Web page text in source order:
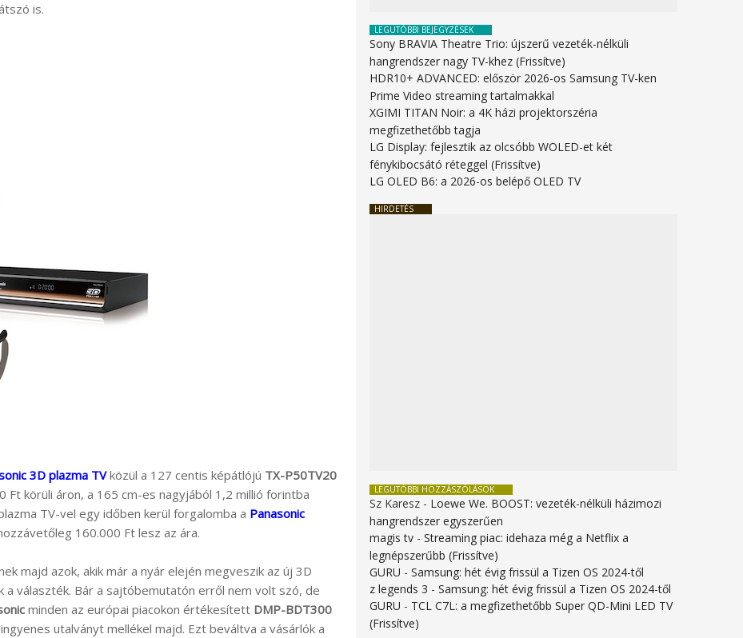
is.
3D plazma TVközül a 127 centis képátlójú TX-P50TV20
Ft körüli áron, a 165 cm-es nagyjából 1,2 millió forintba
TV-vel egy időben kerül forgalomba a Panasonic
160.000 Ft lesz az ára.
majd azok, akik már a nyár elején megveszik az új 3D
a választék. Bár a sajtóbemutatón erről nem volt szó, de
minden az európai piacokon értékesített DMP-BDT300
utalványt mellékel majd. Ezt beváltva a vásárlók a
LEGUTÓBBI BEJEGYZÉSEK
Sony BRAVIA Theatre Trio: újszerű vezeték-nélküli
hangrendszer nagy TV-khez (Frissítve)
HDR10+ ADVANCED: először 2026-os Samsung TV-ken
Prime Video streaming tartalmakkal
XGIMI TITAN Noir: a 4K házi projektorszéria
megfizethetőbb tagja
LG Display: fejlesztik az olcsóbb WOLED-et két
fénykibocsátó réteggel (Frissítve)
LG OLED B6: a 2026-os belépő OLED TV
HIRDETÉS
LEGUTÓBBI HOZZÁSZÓLÁSOK
Sz Karesz - Loewe We. BOOST: vezeték-nélküli házimozi
hangrendszer egyszerűen
magis tv -Streaming piac: idehaza még a Netflix a
legnépszerűbb (Frissítve)
GURU -Samsung: hét évig frissül a Tizen OS 2024-től
z legends 3 -Samsung: hét évig frissül a Tizen OS 2024-től
GURU - TCL C7L: a megfizethetőbb Super QD-Mini LED TV
(Frissítve)